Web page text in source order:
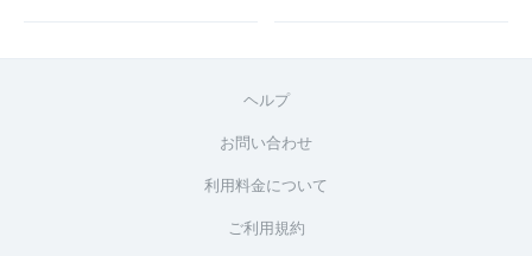
ヘルプ
お問い合わせ
利用料金について
ご利用規約